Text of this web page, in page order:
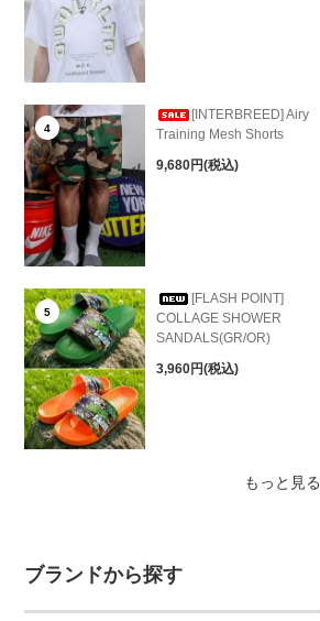
4
[INTERBREED] Airy
Training Mesh Shorts
9,680円(税込)
5
[FLASH POINT]
COLLAGE SHOWER
SANDALS(GR/OR)
3,960円(税込)
もっと見る
ブランドから探す